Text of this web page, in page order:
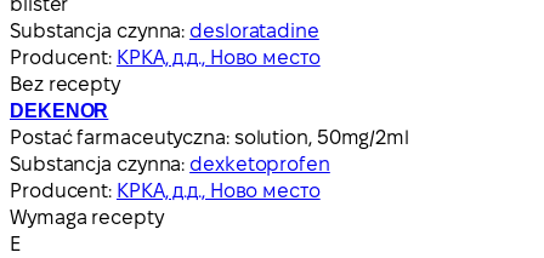
Substancja czynna: desloratadine
Producent: КРКА, д.д., Ново место
Bez recepty
DEKENOR
Postać farmaceutyczna: solution, 50mg/2ml
Substancja czynna: dexketoprofen
Producent: КРКА, д.д., Ново место
Wymaga recepty
Е